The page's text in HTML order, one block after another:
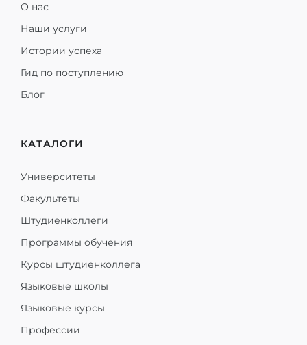
О нас
Наши услуги
Истории успеха
Гид по поступлению
Блог
КАТАЛОГИ
Университеты
Факультеты
Штудиенколлеги
Программы обучения
Курсы штудиенколлега
Языковые школы
Языковые курсы
Профессии